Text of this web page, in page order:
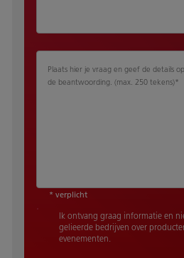
Plaats hier je vraag en geef de details
de beantwoording. (max. 250 tekens)*
* verplicht
Ik ontvang graag informatie en
gelieerde bedrijven over
evenementen.